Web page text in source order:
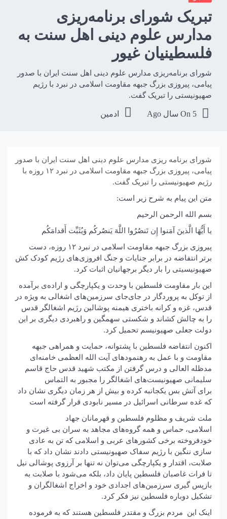
تبریک شورای برنامه‌ریزی
مدارس علوم دینی اهل سنت به
فلسطینیان غیور
شورای برنامه‌ریزی مدارس علوم دینی اهل سنت ایران با صدور
پیامی، پیروزی بزرگ جبهه مقاومت اسلامی در نبرد با رژیم
صهیونیستی را تبریک گفت.
On 5 سال Ago ادمین
شورای برنامه ریزی مدارس علوم دینی اهل سنت ایران با صدور
پیامی، پیروزی بزرگ جبهه مقاومت اسلامی در نبرد ۱۲ روزه با
رژیم صهیونیستی را تبریک گفت.
متن این پیام به شرح زیر است:
بسم الله الرحمن الرحیم
یا أَیُّهَا الَّذینَ آمَنوا إِن تَنصُرُوا اللَّهَ یَنصُرکُم وَیُثَبِّت أَقدامَکُم
پیروزی بزرگ جبهه مقاومت اسلامی در نبرد ۱۲ روزه، دست
برتر انتفاضه در برابر جنایات و جنگ افروزی‌های رژیم کودک کش
صهیونیسیتی را بار دیگر برجهانیان اثبات کرد.
این بار مقاومت فلسطین با وحدت و یکپارچگی و اراده‌ی برآمده
از توکل به پروردگار در جای‌جای سرزمین‌های اشغالی به ویژه در
قدس، غزه و کرانه باختری هیمنه پوشالین رژیم اشغالگر قدس
را به چالش کشاند و شکستی سهمگین و راهبردی دیگری بر این
دولت جعلی صهیونیسم تحمیل کرد.
اکنون انتفاضه فلسطین با پشتوانه، حمایت و همراهی جبهه
مقاومت و با عمل به رهنمود‌های آیت الله العظمی خامنه‌ای
مدظله العالی و درس گرفتن از مکتب شهید قدس حاج قاسم
سلیمانی صهیونیست‌های اشغالگر را مجبور به التماس
برای آتش بس یکجانبه کرده و بیش از هر زمان دیگری نشان داد
که غده سرطانی اسرائیل در مسیر نابودی قرار گرفته است
ملت شریف و مظلوم فلسطین و قهرمانان جهاد
اسلامی، حماس و همه گروه‌های مجاهد به سران بی غیرت و
خودفروخته برخی کشورهای عربی و اسلامی که تن به عادی
سازی ننگین با رژیم سفاک صهیونیستی دادند نشان داد که با
صلابت، اقتدار و یکپارچگی می‌توان نه تنها بر آرزوی پوشالی نیل
تا فرات غاصبان فلسطین پایان داد، بلکه می‌شود با صلابت به
بازپس گیری سرزمین‌های اجدادی خود و اخراج اشغالگران و
تشکیل دوباره فلسطین نیز فکر کرد.
اینک این مردم بزرگ و مقتدر فلسطین هستند که به فرموده